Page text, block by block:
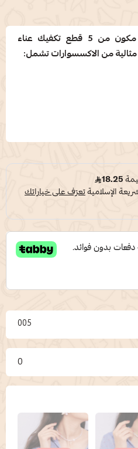
بوكس البارو فاخر كريستال مكون من 5 قطع تكفيك عناء
من الاكسسوارات تشمل:
005
0